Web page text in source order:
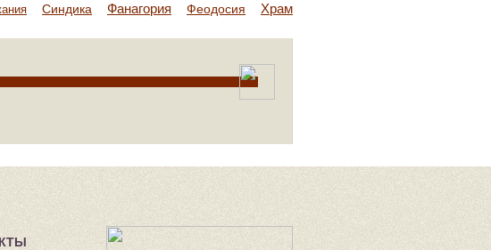
Синдика Фанагория Феодосия Храм Аполлона